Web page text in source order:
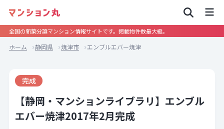
全国の新築分譲マンション情報サイトです。掲載物件数最大級。
ホーム 静岡県 焼津市 エンブルエバー焼津
完成
【静岡・マンションライブラリ】エンブル
エバー焼津2017年2月完成